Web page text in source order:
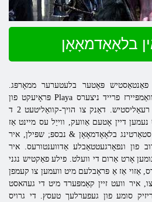
בלאָאָדמאָאָן
פאַנטאַסטיש פּאָטער בלעטערער ממאָרפּג.
פּראָיעקט פון Playa גאַמעס גאַם אין פאָלקס נוסח וואַמפּיירז פרייד ניצערס
ספּעציעל רעאַליסטיש. דאַנק צו הויך-קוואַליטעט 2 ד graphics, קאַרעענינג
דיין אָטעם אַוועק, ווייַל עס מיינט אַז
בלאָאָדמאָאָן & נבספּ; שפּילן, איר
פון ונפאָרגעטטאַבלע אַדווענטורעס. איר
אָרט אַרום די וועלט. פילע פאַקטיש נגני
אַזוי אַז אַ פּראָבלעם מיט וועמען צו קעמפן
איר וועט זיין קאַמפּערד מיט די געהאסט
סומע פון ​​געפערלעך טעסץ. די גרויס